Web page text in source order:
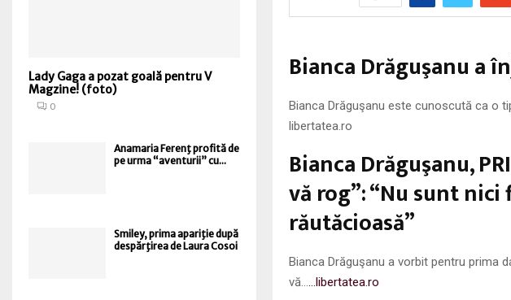
Bianca Drăguşanu a
Bianca Drăguşanu este cunoscută ca o
libertatea.ro
Bianca Drăguşanu,
vă rog”: “Nu sunt
răutăcioasă”
Bianca Drăguşanu a vorbit pentru prima
vă…
…libertatea.ro
Lady Gaga a pozat goală pentru V
Magzine! (foto)
0
Anamaria Ferenţ profită de
pe urma “aventurii” cu...
Smiley, prima apariţie după
despărţirea de Laura Cosoi